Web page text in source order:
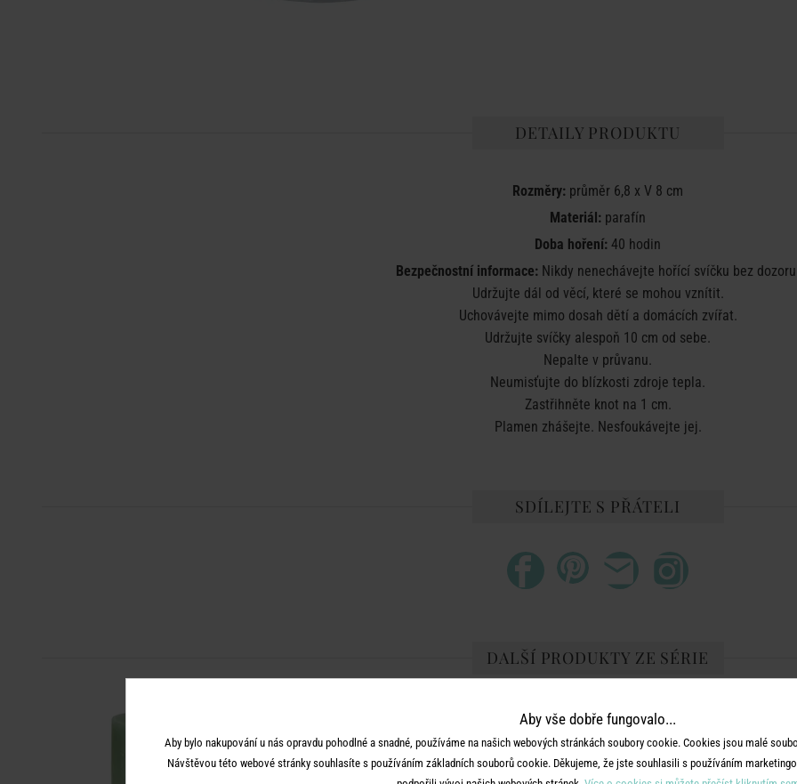
DETAILY PRODUKTU
Rozměry: průměr 6,8 x V 8 cm
Materiál: parafín
Doba hoření: 40 hodin
Bezpečnostní informace: Nikdy nenechávejte hořící svíčku bez
Udržujte dál od věcí, které se mohou vznítit.
Uchovávejte mimo dosah dětí a domácích zvířat.
Udržujte svíčky alespoň 10 cm od sebe.
Nepalte v průvanu.
Neumisťujte do blízkosti zdroje tepla.
Zastřihněte knot na 1 cm.
Plamen zhášejte. Nesfoukávejte jej.
SDÍLEJTE S PŘÁTELI
DALŠÍ PRODUKTY ZE SÉRIE
Aby vše dobře fungovalo...
Aby bylo nakupování u nás opravdu pohodlné a snadné, používáme na našich webových stránkách soubory cookie. Cookies jsou malé
Návštěvou této webové stránky souhlasíte s používáním základních souborů cookie. Děkujeme, že jste souhlasili s používáním